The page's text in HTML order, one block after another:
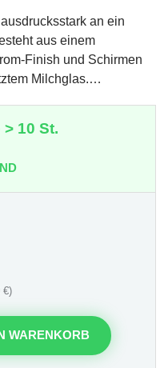
an ein
aus einem
Finish und Schirmen
Milchglas.…
10 St.
€)
WARENKORB